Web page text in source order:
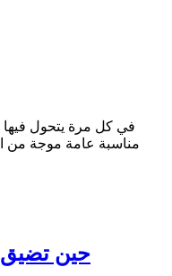
في كل مرة يتحول فيها
مناسبة عامة موجة من
حين تضيق